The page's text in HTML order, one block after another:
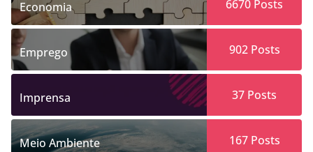
Economia 6670 Posts
Emprego 902Posts
Imprensa 37 Posts
Meio Ambiente 167Posts